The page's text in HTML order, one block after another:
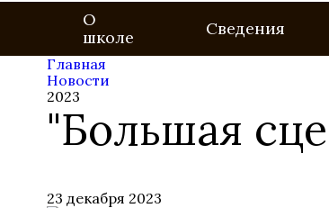
О
школе
Сведения
Главная
Новости
2023
"Большая
23 декабря 2023